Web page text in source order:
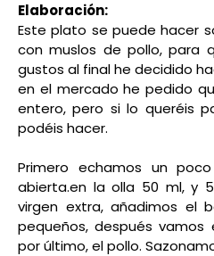
Elaboración:
Este plato se puede hacer
con muslos de pollo, para
gustos al final he decidido
en el mercado he pedido
entero, pero si lo queréis
podéis hacer.
Primero echamos un
abierta.en la olla 50 ml, y
virgen extra, añadimos el
pequeños, después vamos
por último, el pollo.